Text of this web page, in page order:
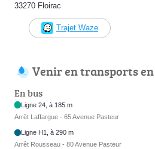
33270 Floirac
Trajet Waze
Venir en transports
En bus
Ligne 24, à 185 m
Arrêt Laffargue - 65 Avenue Pasteur
Ligne H1, à 290 m
Arrêt Rousseau - 80 Avenue Pasteur